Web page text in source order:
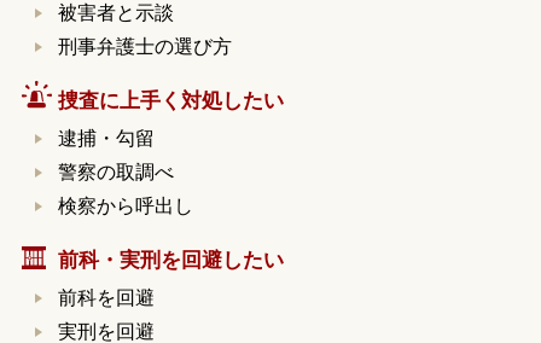
被害者と示談
刑事弁護士の選び方
捜査に上手く対処したい
逮捕・勾留
警察の取調べ
検察から呼出し
前科・実刑を回避したい
前科を回避
実刑を回避